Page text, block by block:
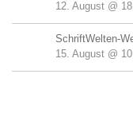
12. August @
SchriftWelten-
15. August @